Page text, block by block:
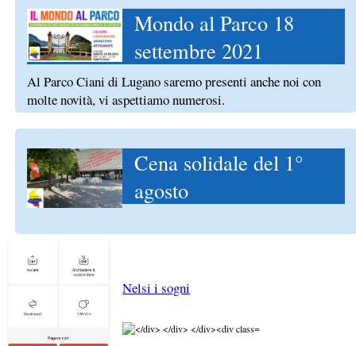
Mondo al Parco 18
settembre 2021
Al Parco Ciani di Lugano saremo presenti anche noi con
molte novità, vi aspettiamo numerosi.
Cena solidale del 1°
agosto
Nelsi i sogni